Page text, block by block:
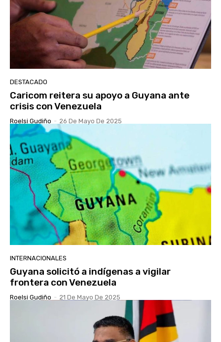
DESTACADO
Caricom reitera su apoyo a Guyana ante
crisis con Venezuela
Roelsi Gudiño - 26 De Mayo De 2025
INTERNACIONALES
Guyana solicitó a indígenas a vigilar
frontera con Venezuela
Roelsi Gudiño - 21 De Mayo De 2025